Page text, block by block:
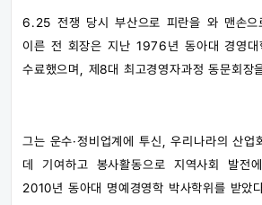
6.25 전쟁 당시 부산으로 피란을 와 맨손으
이른 전 회장은 지난 1976년 동아대 경영대
수료했으며, 제8대 최고경영자과정 동문회장
그는 운수·정비업계에 투신, 우리나라의 산업
데 기여하고 봉사활동으로 지역사회 발전
2010년 동아대 명예경영학 박사학위를 받았